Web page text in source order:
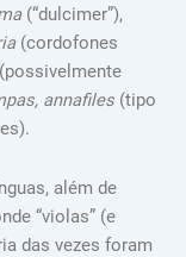
(“dulcimer”),
(cordofones
(possivelmente
annafiles (tipo
além de
“violas” (e
das vezes foram